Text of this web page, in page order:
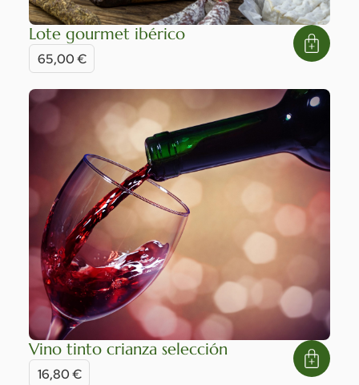
Lote gourmet ibérico
65,00€
Vino tinto crianza selección
16,80€